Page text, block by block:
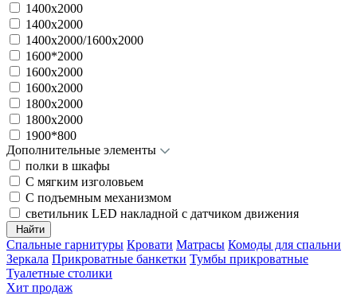
1400x2000
1400х2000
1400х2000/1600x2000
1600*2000
1600x2000
1600х2000
1800x2000
1800х2000
1900*800
Дополнительные элементы
полки в шкафы
С мягким изголовьем
С подъемным механизмом
светильник LED накладной с датчиком движения
Найти
Спальные гарнитуры Кровати Матрасы Комоды для спальни
Зеркала Прикроватные банкетки Тумбы прикроватные
Туалетные столики
Хит продаж